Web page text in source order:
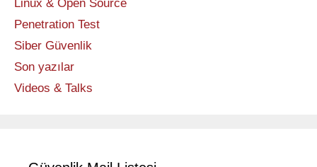
Linux & Open Source
Penetration Test
Siber Güvenlik
Son yazılar
Videos & Talks